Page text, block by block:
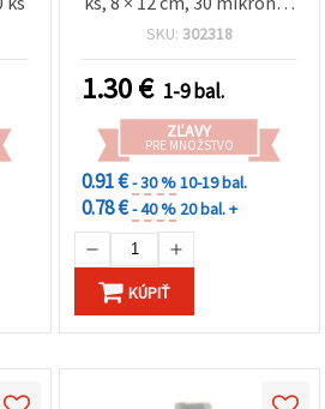
– ideálne na darčekové
kreatívne balenie
SKU: 302318
1.30€ 1-9 bal.
ZĽAVY
PRE MNOŽSTVO
0.91 €- 30 %10-19 bal.
0.78 €- 40 % 20 bal. +
KÚPIŤ